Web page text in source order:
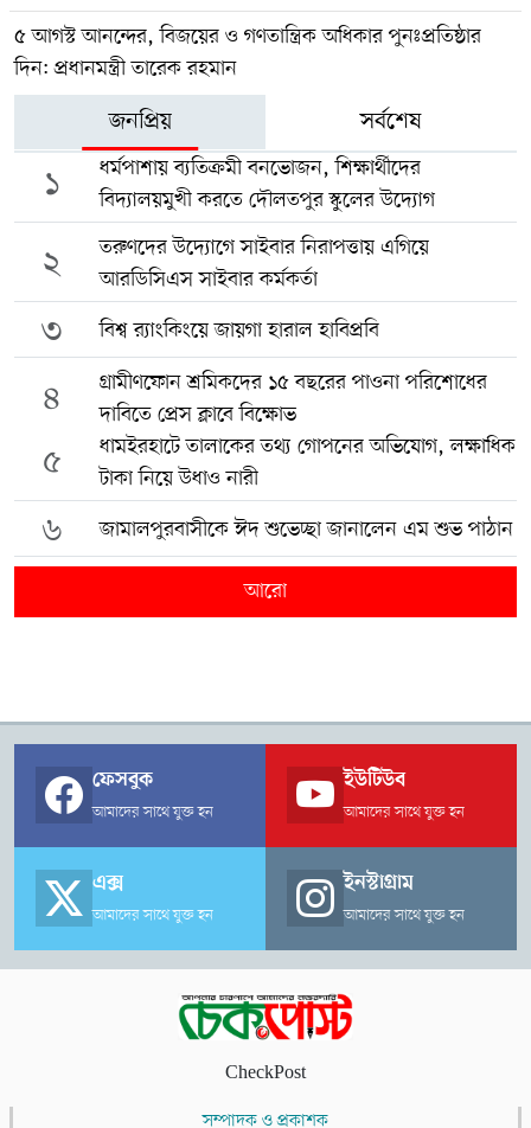
৫ আগস্ট আনন্দের, বিজয়ের ও গণতান্ত্রিক অধিকার পুনঃপ্রতিষ্ঠার
দিন: প্রধানমন্ত্রী তারেক রহমান
জনপ্রিয় সর্বশেষ
১
ধর্মপাশায় ব্যতিক্রমী বনভোজন, শিক্ষার্থীদের
বিদ্যালয়মুখী করতে দৌলতপুর স্কুলের উদ্যোগ
২
তরুণদের উদ্যোগে সাইবার নিরাপত্তায় এগিয়ে
আরডিসিএস সাইবার কর্মকর্তা
৩ বিশ্ব র‍্যাংকিংয়ে জায়গা হারাল হাবিপ্রবি
৪
গ্রামীণফোন শ্রমিকদের ১৫ বছরের পাওনা পরিশোধের
দাবিতে প্রেস ক্লাবে বিক্ষোভ
৫
ধামইরহাটে তালাকের তথ্য গোপনের অভিযোগ, লক্ষাধিক
টাকা নিয়ে উধাও নারী
৬ জামালপুরবাসীকে ঈদ শুভেচ্ছা জানালেন এম শুভ পাঠান
আরো
ফেসবুক
আমাদের সাথে যুক্ত হন
ইউটিউব
আমাদের সাথে যুক্ত হন
এক্স
আমাদের সাথে যুক্ত হন
ইনস্টাগ্রাম
আমাদের সাথে যুক্ত হন
CheckPost
সম্পাদক ও প্রকাশক